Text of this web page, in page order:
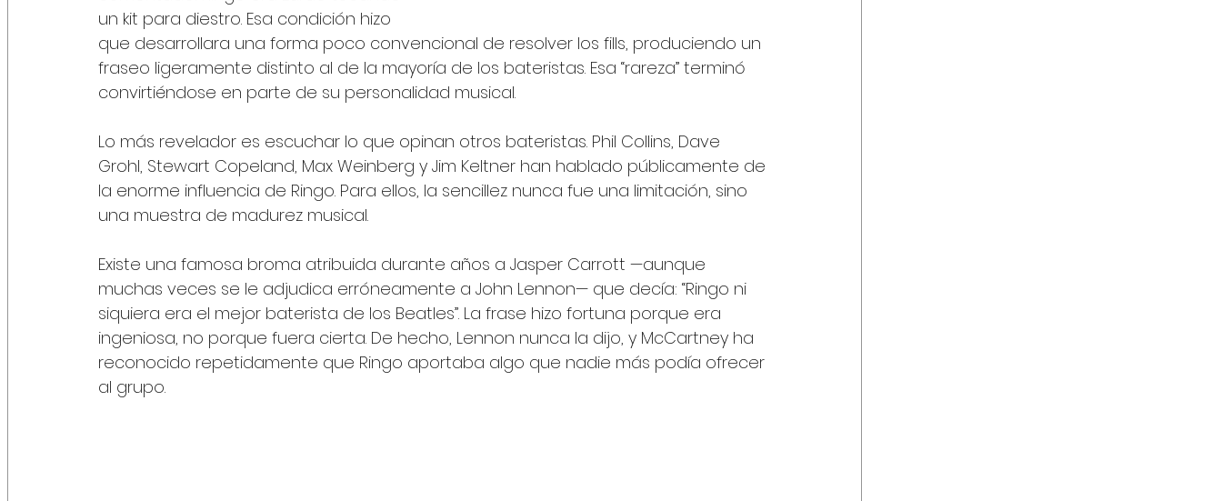
un kit para diestro. Esa condición hizo
que desarrollara una forma poco convencional de resolver los fills, produciendo un
fraseo ligeramente distinto al de la mayoría de los bateristas. Esa “rareza” terminó
convirtiéndose en parte de su personalidad musical.
Lo más revelador es escuchar lo que opinan otros bateristas. Phil Collins, Dave
Grohl, Stewart Copeland, Max Weinberg y Jim Keltner han hablado públicamente de
la enorme influencia de Ringo. Para ellos, la sencillez nunca fue una limitación, sino
una muestra de madurez musical.
Existe una famosa broma atribuida durante años a Jasper Carrott —aunque
muchas veces se le adjudica erróneamente a John Lennon— que decía: “Ringo ni
siquiera era el mejor baterista de los Beatles”. La frase hizo fortuna porque era
ingeniosa, no porque fuera cierta. De hecho, Lennon nunca la dijo, y McCartney ha
reconocido repetidamente que Ringo aportaba algo que nadie más podía ofrecer
al grupo.